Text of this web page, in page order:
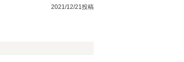
2021/12/21投稿